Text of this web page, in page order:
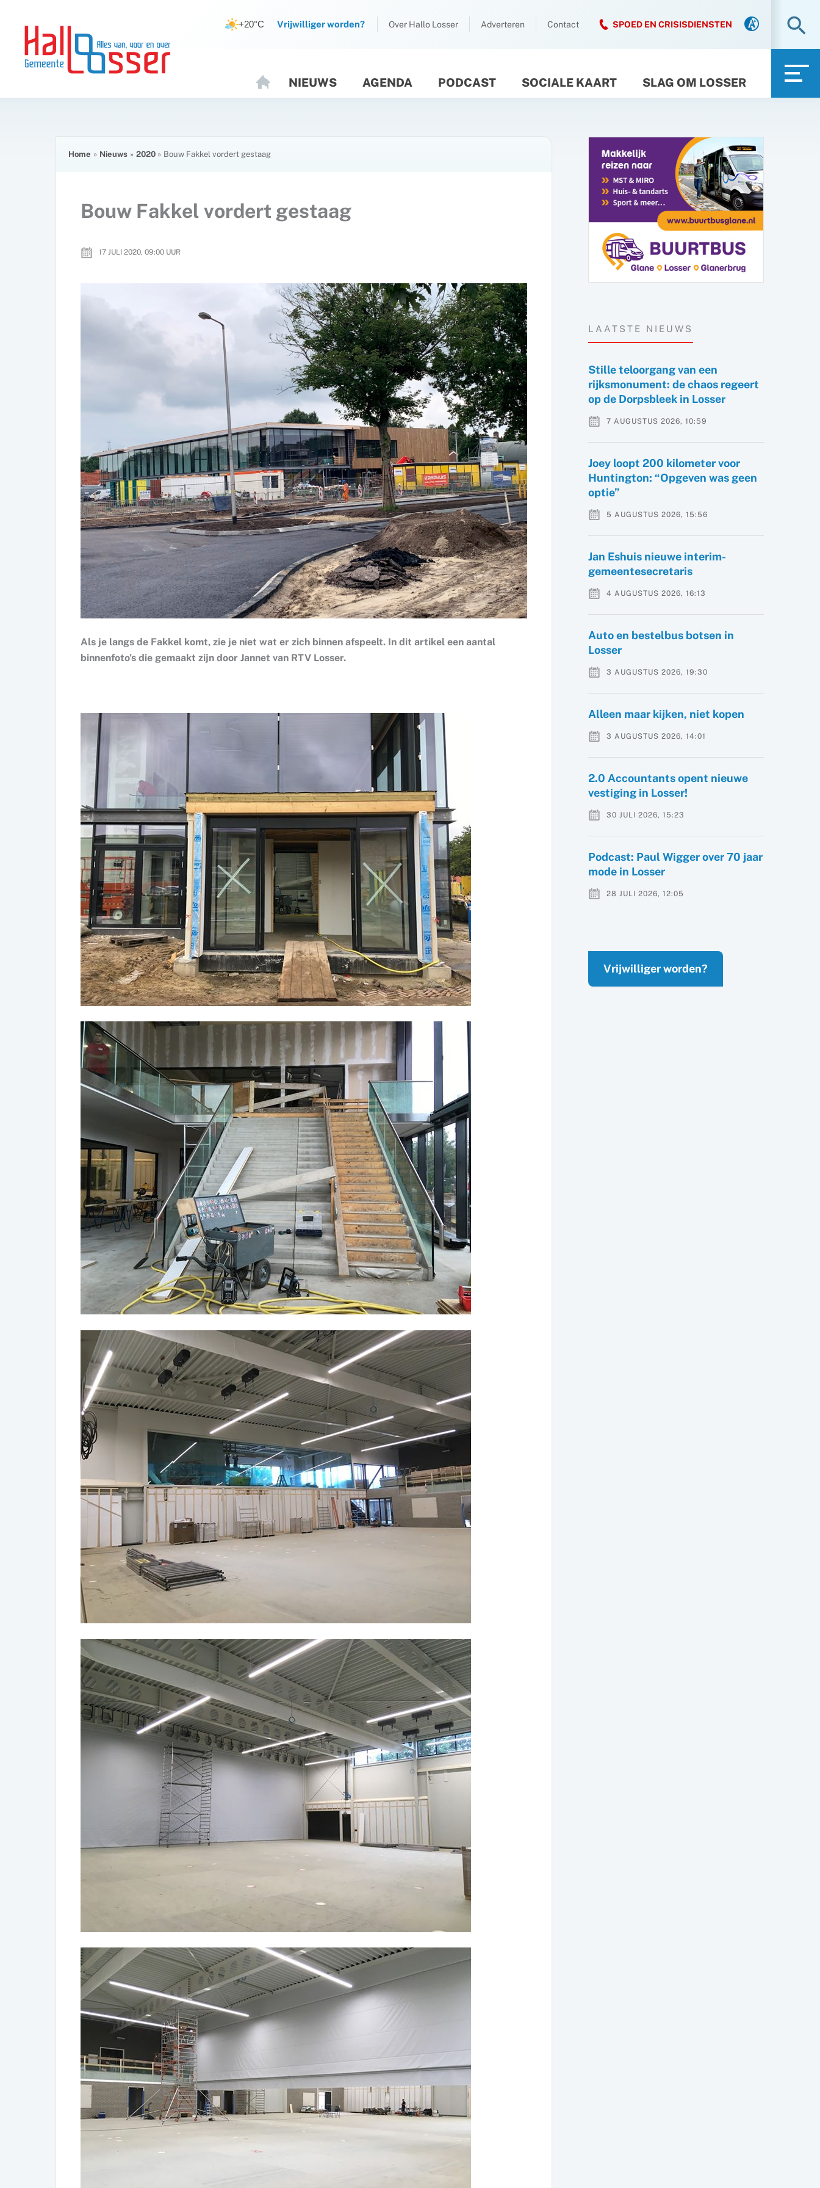
inhoud
inhoud
+20°C Vrijwilliger worden? Over Hallo Losser Adverteren Contact SPOED EN CRISISDIENSTEN
O
M
NIEUWS AGENDA PODCAST SOCIALE KAART SLAG OM LOSSER
Home Nieuws 2020 Bouw Fakkel vordert gestaag
Bouw Fakkel vordert gestaag
17 JULI 2020, 09:00 UUR
Als je langs de Fakkel komt, zie je niet wat er zich binnen afspeelt. In dit artikel een aantal
binnenfoto’s die gemaakt zijn door Jannet van RTV Losser.
LAATSTE NIEUWS
Stille teloorgang van een
rijksmonument: de chaos regeert
op de Dorpsbleek in Losser
7 AUGUSTUS 2026, 10:59
Joey loopt 200 kilometer voor
Huntington: “Opgeven was geen
optie”
5 AUGUSTUS 2026, 15:56
Jan Eshuis nieuwe interim-
gemeentesecretaris
4 AUGUSTUS 2026, 16:13
Auto en bestelbus botsen in
Losser
3 AUGUSTUS 2026, 19:30
Alleen maar kijken, niet kopen
3 AUGUSTUS 2026, 14:01
2.0 Accountants opent nieuwe
vestiging in Losser!
30 JULI 2026, 15:23
Podcast: Paul Wigger over 70 jaar
mode in Losser
28 JULI 2026, 12:05
Vrijwilliger worden?